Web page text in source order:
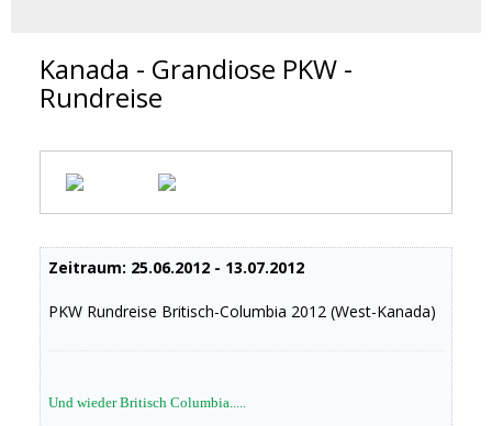
Kanada - Grandiose PKW -
Rundreise
Zeitraum: 25.06.2012 - 13.07.2012
PKW Rundreise Britisch-Columbia 2012 (West-Kanada)
Und wieder Britisch Columbia.....